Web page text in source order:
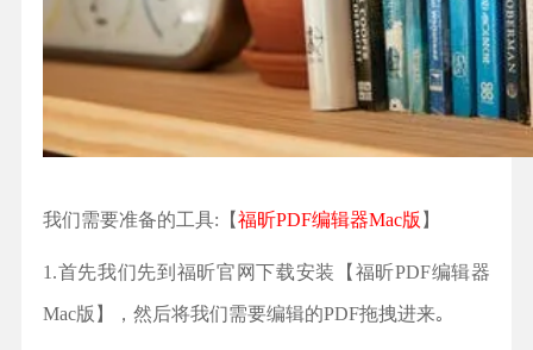
我们需要准备的工具:【福昕PDF编辑器Mac版 】
1.首先我们先到福昕官网下载安装【福昕PDF编辑器
Mac版】，然后将我们需要编辑的PDF拖拽进来｡